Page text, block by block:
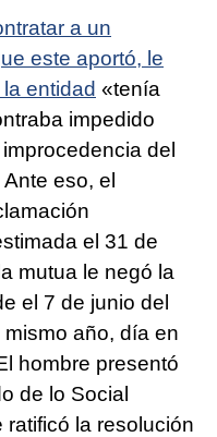
a un
este aportó, le
entidad «tenía
impedido
del
eso, el
el 31 de
mutua le negó la
el 7 de junio del
año, día en
hombre presentó
de lo Social
ratificó la resolución